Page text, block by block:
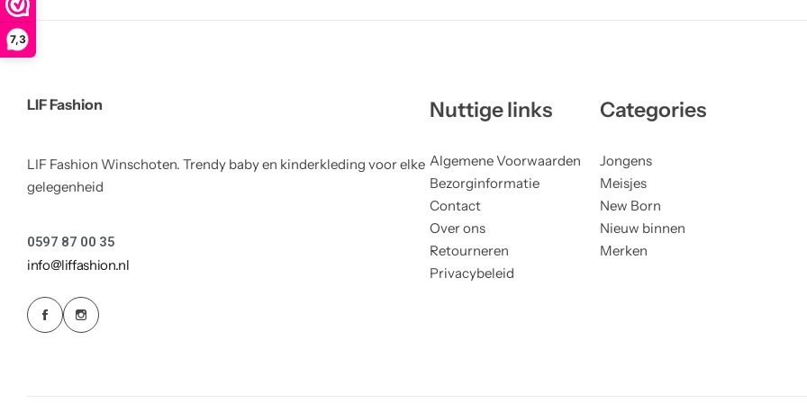
7,3
LIF Fashion
LIF Fashion Winschoten. Trendy baby en kinderkleding voor elke
gelegenheid
0597 87 00 35
info@liffashion.nl
Nuttige links
Algemene Voorwaarden
Bezorginformatie
Contact
Over ons
Retourneren
Privacybeleid
Categories
Jongens
Meisjes
New Born
Nieuw binnen
Merken
Truien
Vesten
Rokjes
T-shirts meisjes
Truien Meisjes
Vesten meisjes
Rellix Zomer
Quapi zomer
Like Flo zomer